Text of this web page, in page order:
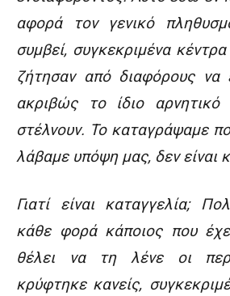
αφορά τον γενικό
συμβεί, συγκεκριμένα
ζήτησαν από διαφόρους να
ακριβώς το ίδιο
στέλνουν. Το καταγράψαμε
λάβαμε υπόψη μας, δεν είναι
Γιατί είναι καταγγελία;
κάθε φορά κάποιος που
θέλει να τη λένε οι
κρύφτηκε κανείς,